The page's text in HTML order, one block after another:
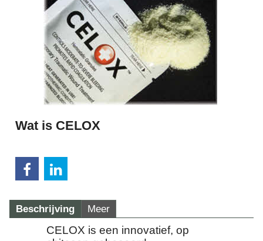
Wat is CELOX
Beschrijving Meer
CELOX is een innovatief, op